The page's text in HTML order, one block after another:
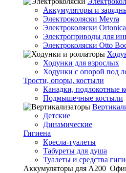
Аккумуляторы и
Электроколяски Meyra
Электроколяски Ortonica
Электроприводы для
Электроколяски Otto
Ходунки для взрослых
Ходунки с опорой под
Трости, опоры, костыли
Канадки, подлокотные
Подмышечные костыли
Детские
Динамические
Гигиена
Кресла-туалеты
Табуреты для душа
Туалеты и средства
Аккумуляторы для А200